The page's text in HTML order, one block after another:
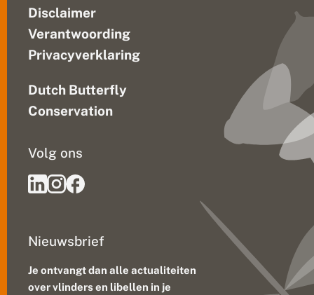
Disclaimer
Verantwoording
Privacyverklaring
Dutch Butterfly
Conservation
Nieuwsbrief
Je ontvangt dan alle actualiteiten
over vlinders en libellen in je
Volg ons